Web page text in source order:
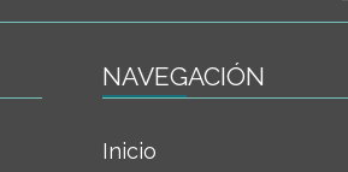
NAVEGACIÓN
Inicio